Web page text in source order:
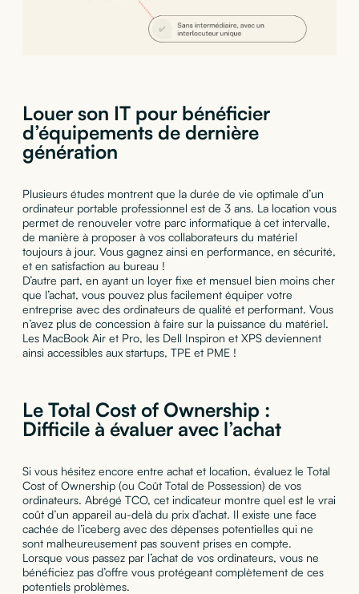
Louer son IT pour bénéficier
d’équipements de dernière
génération
Plusieurs études montrent que la durée de vie optimale d’un
ordinateur portable professionnel est de 3 ans. La location vous
permet de renouveler votre parc informatique à cet intervalle,
de manière à proposer à vos collaborateurs du matériel
toujours à jour. Vous gagnez ainsi en performance, en sécurité,
et en satisfaction au bureau !
D’autre part, en ayant un loyer fixe et mensuel bien moins cher
que l’achat, vous pouvez plus facilement équiper votre
entreprise avec des ordinateurs de qualité et performant. Vous
n’avez plus de concession à faire sur la puissance du matériel.
Les MacBook Air et Pro, les Dell Inspiron et XPS deviennent
ainsi accessibles aux startups, TPE et PME !
Le Total Cost of Ownership :
Difficile à évaluer avec l’achat
Si vous hésitez encore entre achat et location, évaluez le Total
Cost of Ownership (ou Coût Total de Possession) de vos
ordinateurs. Abrégé TCO, cet indicateur montre quel est le vrai
coût d’un appareil au-delà du prix d’achat. Il existe une face
cachée de l’iceberg avec des dépenses potentielles qui ne
sont malheureusement pas souvent prises en compte.
Lorsque vous passez par l’achat de vos ordinateurs, vous ne
bénéficiez pas d’offre vous protégeant complètement de ces
potentiels problèmes.